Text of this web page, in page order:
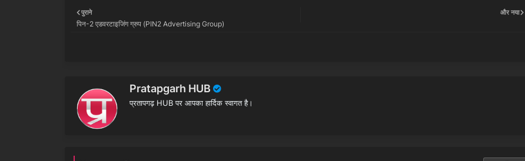
और नया
पुराने
पिन-2 एडवरटाइजिंग ग्रुप (PIN2 Advertising Group)
Pratapgarh HUB
प्रतापगढ़ HUB पर आपका हार्दिक स्वागत है।